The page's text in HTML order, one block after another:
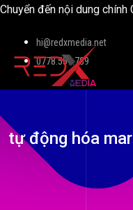
Chuyển đến nội dung chính
hi@redxmedia.net
0778.559.789
tự động hóa